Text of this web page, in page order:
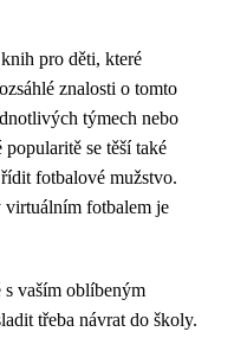
pro děti, které
znalosti o tomto
týmech nebo
se těší také
fotbalové mužstvo.
virtuálním fotbalem je
vaším oblíbeným
třeba návrat do školy.